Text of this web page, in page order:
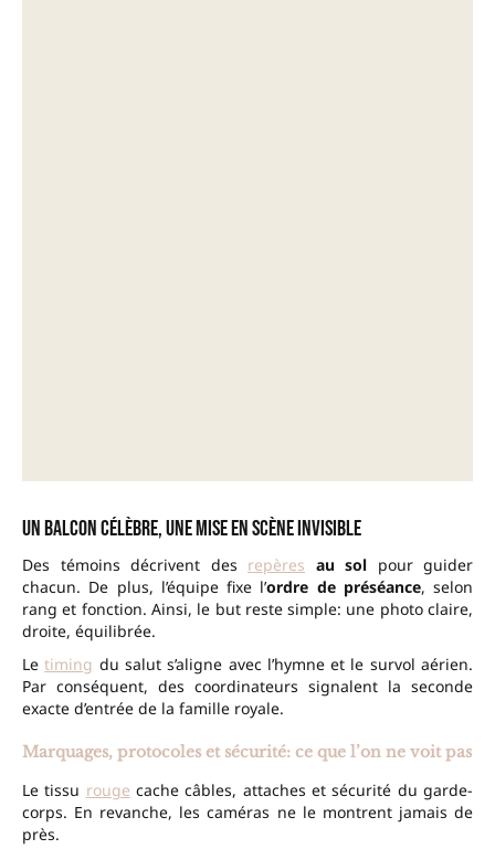
Un balcon célèbre, une mise en scène invisible
Des témoins décrivent des repères au sol pour guider
chacun. De plus, l’équipe fixe l’ordre de préséance, selon
rang et fonction. Ainsi, le but reste simple: une photo claire,
droite, équilibrée.
Letiming du salut s’aligne avec l’hymne et le survol aérien.
Par conséquent, des coordinateurs signalent la seconde
exacte d’entrée de la famille royale.
Marquages, protocoles et sécurité: ce que l’on ne voit pas
Le tissu rouge cache câbles, attaches et sécurité du garde-
corps. En revanche, les caméras ne le montrent jamais de
près.